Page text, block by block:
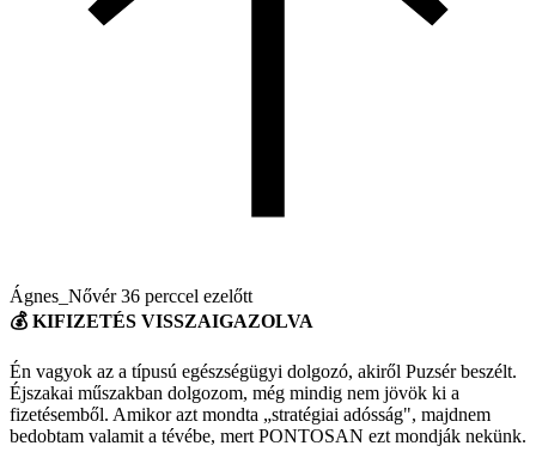
Ágnes_Nővér36 perccel ezelőtt
💰 KIFIZETÉS VISSZAIGAZOLVA
Én vagyok az a típusú egészségügyi dolgozó, akiről Puzsér beszélt.
Éjszakai műszakban dolgozom, még mindig nem jövök ki a
fizetésemből. Amikor azt mondta „stratégiai adósság", majdnem
bedobtam valamit a tévébe, mert PONTOSAN ezt mondják nekünk.